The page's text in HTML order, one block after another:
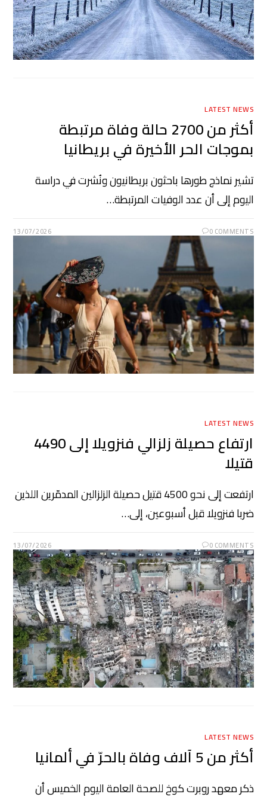
LATEST NEWS
أكثر من 2700 حالة وفاة مرتبطة
بموجات الحر الأخيرة في بريطانيا
تشير نماذج طورها باحثون بريطانيون ونُشرت في دراسة
اليوم إلى أن عدد الوفيات المرتبطة…
0 COMMENTS
13/07/2026
LATEST NEWS
ارتفاع حصيلة زلزالي فنزويلا إلى 4490
قتيلا
ارتفعت إلى نحو 4500 قتيل حصيلة الزلزالين المدمّرين اللذين
ضربا فنزويلا قبل أسبوعين، إلى…
0 COMMENTS
13/07/2026
LATEST NEWS
أكثر من 5 آلاف وفاة بالحرّ في ألمانيا
ذكر معهد روبرت كوخ للصحة العامة ​اليوم الخميس أن